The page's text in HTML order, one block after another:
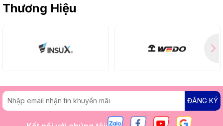
Thương Hiệu
ĐĂNG KÝ